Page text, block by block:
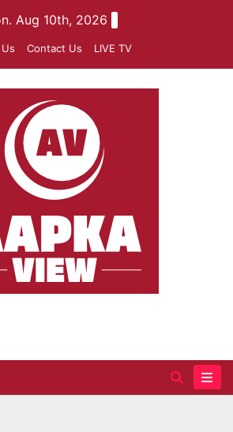
Aug 10th, 2026
Contact Us LIVE TV